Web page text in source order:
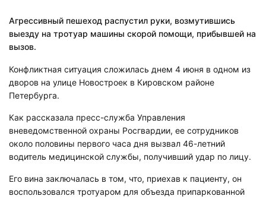
Агрессивный пешеход распустил руки, возмутившись
выезду на тротуар машины скорой помощи, прибывшей на
вызов.
Конфликтная ситуация сложилась днем 4 июня в одном из
дворов на улице Новостроек в Кировском районе
Петербурга.
Как рассказала пресс-служба Управления
вневедомственной охраны Росгвардии, ее сотрудников
около половины первого часа дня вызвал 46-летний
водитель медицинской службы, получивший удар по лицу.
Его вина заключалась в том, что, приехав к пациенту, он
воспользовался тротуаром для объезда припаркованной